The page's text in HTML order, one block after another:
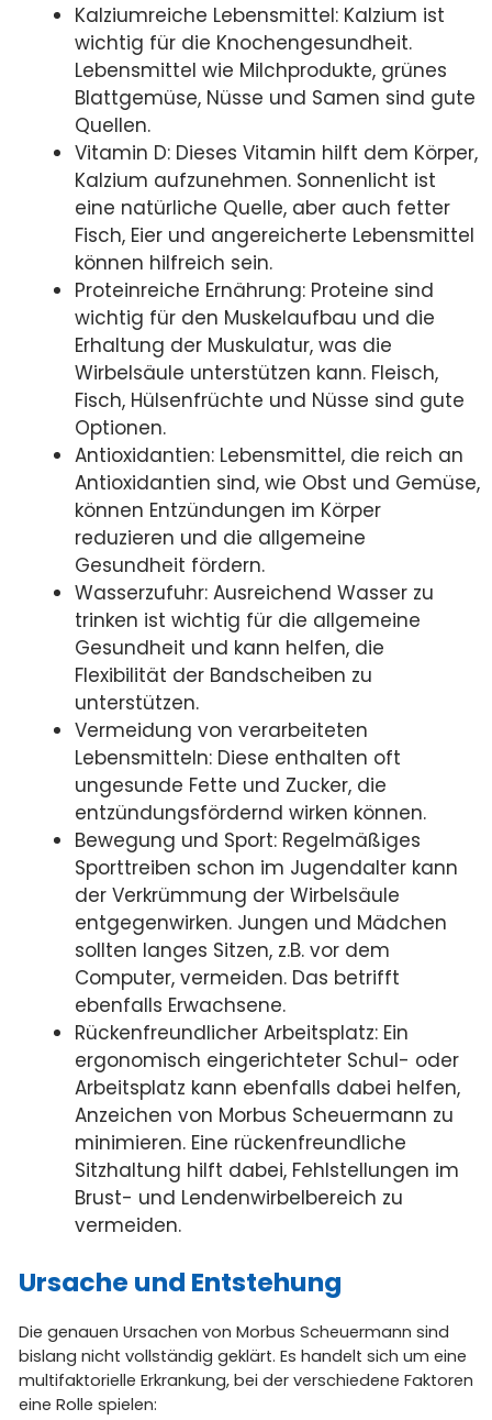
Kalziumreiche Lebensmittel: Kalzium ist
wichtig für die Knochengesundheit.
Lebensmittel wie Milchprodukte, grünes
Blattgemüse, Nüsse und Samen sind gute
Quellen.
Vitamin D: Dieses Vitamin hilft dem Körper,
Kalzium aufzunehmen. Sonnenlicht ist
eine natürliche Quelle, aber auch fetter
Fisch, Eier und angereicherte Lebensmittel
können hilfreich sein.
Proteinreiche Ernährung: Proteine sind
wichtig für den Muskelaufbau und die
Erhaltung der Muskulatur, was die
Wirbelsäule unterstützen kann. Fleisch,
Fisch, Hülsenfrüchte und Nüsse sind gute
Optionen.
Antioxidantien: Lebensmittel, die reich an
Antioxidantien sind, wie Obst und Gemüse,
können Entzündungen im Körper
reduzieren und die allgemeine
Gesundheit fördern.
Wasserzufuhr: Ausreichend Wasser zu
trinken ist wichtig für die allgemeine
Gesundheit und kann helfen, die
Flexibilität der Bandscheiben zu
unterstützen.
Vermeidung von verarbeiteten
Lebensmitteln: Diese enthalten oft
ungesunde Fette und Zucker, die
entzündungsfördernd wirken können.
Bewegung und Sport: Regelmäßiges
Sporttreiben schon im Jugendalter kann
der Verkrümmung der Wirbelsäule
entgegenwirken. Jungen und Mädchen
sollten langes Sitzen, z.B. vor dem
Computer, vermeiden. Das betrifft
ebenfalls Erwachsene.
Rückenfreundlicher Arbeitsplatz: Ein
ergonomisch eingerichteter Schul- oder
Arbeitsplatz kann ebenfalls dabei helfen,
Anzeichen von Morbus Scheuermann zu
minimieren. Eine rückenfreundliche
Sitzhaltung hilft dabei, Fehlstellungen im
Brust- und Lendenwirbelbereich zu
vermeiden.
Ursache und Entstehung
Die genauen Ursachen von Morbus Scheuermann sind
bislang nicht vollständig geklärt. Es handelt sich um eine
multifaktorielle Erkrankung, bei der verschiedene Faktoren
eine Rolle spielen: